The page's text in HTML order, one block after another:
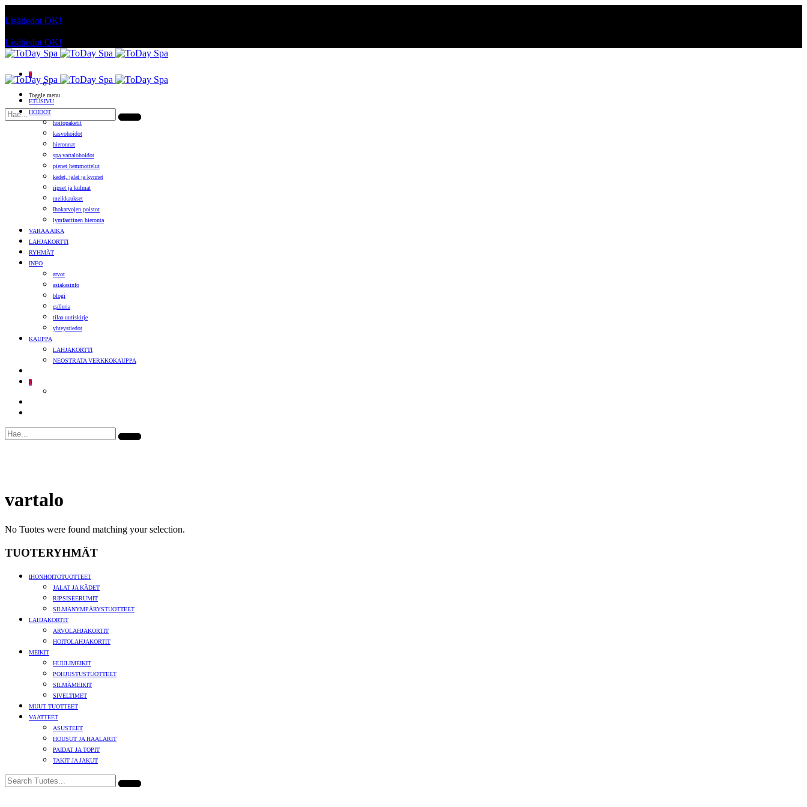
Lisätiedot OK!
Lisätiedot OK!
0
Toggle menu
ETUSIVU
HOIDOT
hoitopaketit
kasvohoidot
hieronnat
spa vartalohoidot
pienet hemmottelut
kädet, jalat ja kynnet
ripset ja kulmat
meikkaukset
Ihokarvojen poistot
lymfaattinen hieronta
VARAA AIKA
LAHJAKORTTI
RYHMÄT
INFO
arvot
asiakasinfo
blogi
galleria
tilaa uutiskirje
yhteystiedot
KAUPPA
LAHJAKORTTI
NEOSTRATA VERKKOKAUPPA
0
vartalo
No Tuotes were found matching your selection.
TUOTERYHMÄT
IHONHOITOTUOTTEET
JALAT JA KÄDET
RIPSISEERUMIT
SILMÄNYMPÄRYSTUOTTEET
LAHJAKORTIT
ARVOLAHJAKORTIT
HOITOLAHJAKORTIT
MEIKIT
HUULIMEIKIT
POHJUSTUSTUOTTEET
SILMÄMEIKIT
SIVELTIMET
MUUT TUOTTEET
VAATTEET
ASUSTEET
HOUSUT JA HAALARIT
PAIDAT JA TOPIT
TAKIT JA JAKUT